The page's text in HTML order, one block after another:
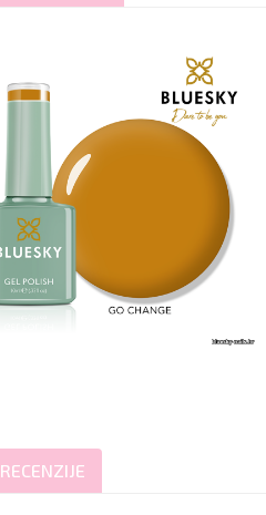
RECENZIJE